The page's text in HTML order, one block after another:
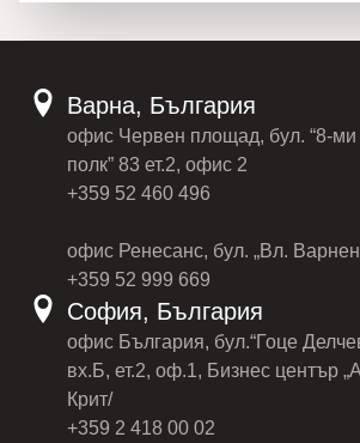
Варна, България
офис Червен площад, бул. “8-ми
полк” 83 ет.2, офис 2
+359 52 460 496
офис Ренесанс, бул. „Вл.
+359 52 999 669
София, България
офис България, бул.“Гоце
вх.Б, ет.2, оф.1, Бизнес център
Крит/
+359 2 418 00 02